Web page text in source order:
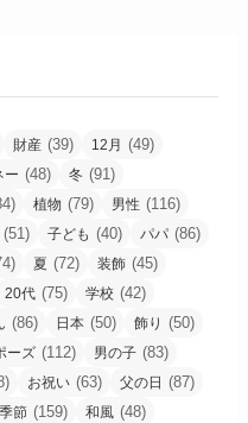
財産 (39) 12月 (49)
ー (48) 冬 (91)
植物 (79) 男性 (116)
(51) 子ども (40) パパ (86)
夏 (72) 装飾 (45)
20代 (75) 学校 (42)
(86) 日本 (50) 飾り (50)
ーズ (112) 男の子 (83)
お祝い (63) 父の日 (87)
季節 (159) 和風 (48)